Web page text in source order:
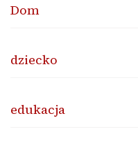
Dom
dziecko
edukacja